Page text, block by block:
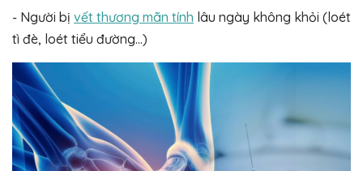
- Người bị vết thương mãn tính lâu ngày không khỏi (loét
tì đè, loét tiểu đường...)